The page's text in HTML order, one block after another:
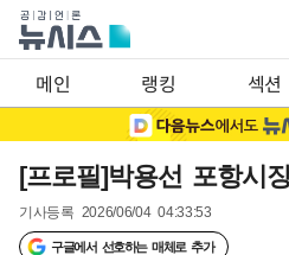
메인 랭킹 섹션
[프로필]박용선 포항시
기사등록 2026/06/04 04:33:53
구글에서 선호하는 매체로 추가